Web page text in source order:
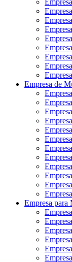
Empresa de
Empresa para